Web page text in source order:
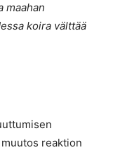
maahan
koira välttää
reaktion